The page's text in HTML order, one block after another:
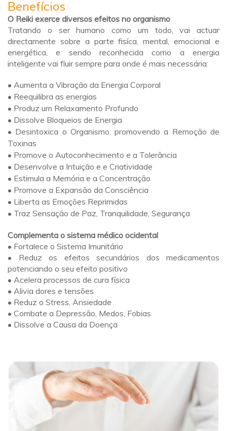
Benefícios
O Reiki exerce diversos efeitos no organismo
Tratando o ser humano como um todo, vai actuar
directamente sobre a parte fisíca, mental, emocional e
energética, e sendo reconhecida como a energia
inteligente vai fluir sempre para onde é mais necessária:
• Aumenta a Vibração da Energia Corporal
• Reequilibra as energias
• Produz um Relaxamento Profundo
• Dissolve Bloqueios de Energia
• Desintoxica o Organismo, promovendo a Remoção de
Toxinas
• Promove o Autoconhecimento e a Tolerância
• Desenvolve a Intuição e e Criatividade
• Estimula a Memória e a Concentração
• Promove a Expansão da Consciência
• Liberta as Emoções Reprimidas
• Traz Sensação de Paz, Tranquilidade, Segurança
Complementa o sistema médico ocidental
• Fortalece o Sistema Imunitário
• Reduz os efeitos secundários dos medicamentos
potenciando o seu efeito positivo
• Acelera processos de cura física
• Alivia dores e tensões
• Reduz o Stress, Ansiedade
• Combate a Depressão, Medos, Fobias
• Dissolve a Causa da Doença